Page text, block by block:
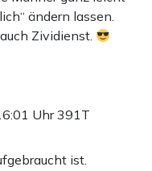
ändern lassen.
Zividienst.
Uhr391T
ist.